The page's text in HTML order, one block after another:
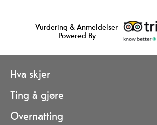
Vurdering & Anmeldelser
Powered By
Hva skjer
Ting å gjøre
Overnatting